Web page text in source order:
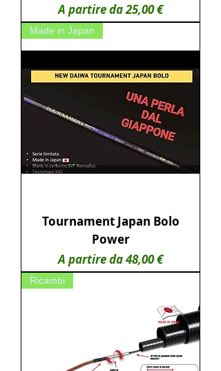
A partire da25,00 €
Prezzo scontato
Made in Japan
Tournament Japan Bolo
Power
A partire da48,00 €
Prezzo scontato
Ricambi